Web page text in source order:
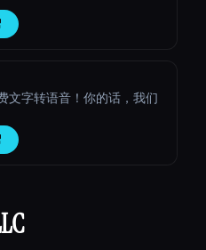
文字转语音！你的话，我们